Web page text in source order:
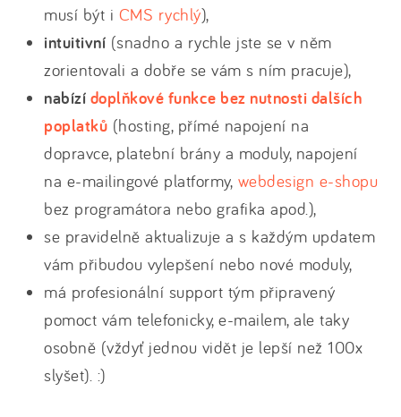
musí být i CMS rychlý),
intuitivní (snadno a rychle jste se v něm
zorientovali a dobře se vám s ním pracuje),
nabízí doplňkové funkce bez nutnosti dalších
poplatků (hosting, přímé napojení na
dopravce, platební brány a moduly, napojení
na e-mailingové platformy, webdesign e-shopu
bez programátora nebo grafika apod.),
se pravidelně aktualizuje a s každým updatem
vám přibudou vylepšení nebo nové moduly,
má profesionální support tým připravený
pomoct vám telefonicky, e-mailem, ale taky
osobně (vždyť jednou vidět je lepší než 100x
slyšet). :)